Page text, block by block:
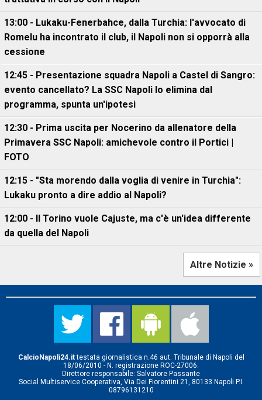
13:00 - Lukaku-Fenerbahce, dalla Turchia: l'avvocato di
Romelu ha incontrato il club, il Napoli non si opporrà alla
cessione
12:45 - Presentazione squadra Napoli a Castel di Sangro:
evento cancellato? La SSC Napoli lo elimina dal
programma, spunta un'ipotesi
12:30 - Prima uscita per Nocerino da allenatore della
Primavera SSC Napoli: amichevole contro il Portici |
FOTO
12:15 - "Sta morendo dalla voglia di venire in Turchia":
Lukaku pronto a dire addio al Napoli?
12:00 - Il Torino vuole Cajuste, ma c'è un'idea differente
da quella del Napoli
Altre Notizie »
CalcioNapoli24.ittestata giornalistica n.46 aut. Tribunale di Napoli del
18/06/2010 - N. registrazione ROC-27006.
Direttore responsabile: Salvatore Passante
Social Multiservice Cooperativa, Via Dei Fiorentini 21, 80133 Napoli P.I.
08796131210